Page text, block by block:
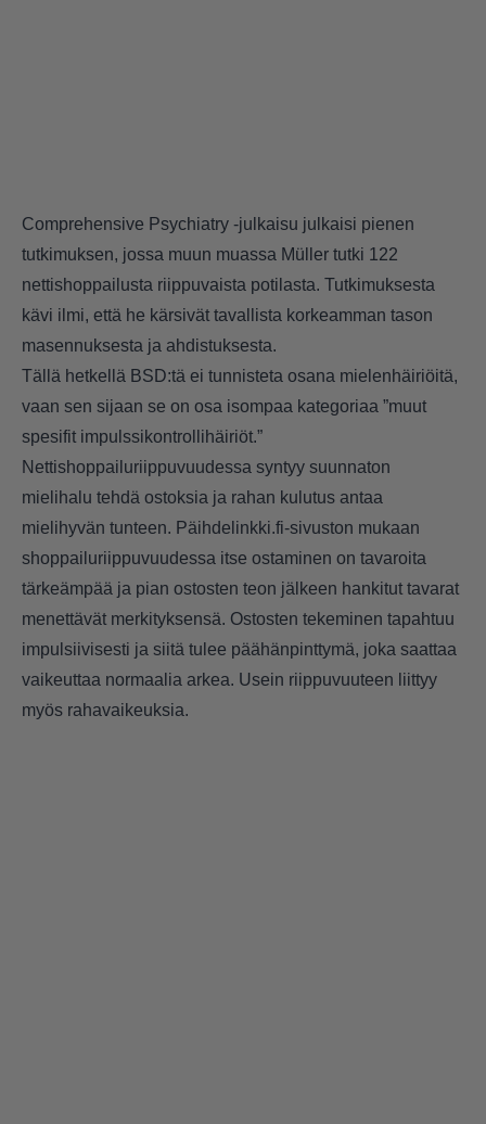
Comprehensive Psychiatry -julkaisu julkaisi pienen
tutkimuksen, jossa muun muassa Müller tutki 122
nettishoppailusta riippuvaista potilasta. Tutkimuksesta
kävi ilmi, että he kärsivät tavallista korkeamman tason
masennuksesta ja ahdistuksesta.
Tällä hetkellä BSD:tä ei tunnisteta osana mielenhäiriöitä,
vaan sen sijaan se on osa isompaa kategoriaa ”muut
spesifit impulssikontrollihäiriöt.”
Nettishoppailuriippuvuudessa syntyy suunnaton
mielihalu tehdä ostoksia ja rahan kulutus antaa
mielihyvän tunteen. Päihdelinkki.fi-sivuston mukaan
shoppailuriippuvuudessa itse ostaminen on tavaroita
tärkeämpää ja pian ostosten teon jälkeen hankitut tavarat
menettävät merkityksensä. Ostosten tekeminen tapahtuu
impulsiivisesti ja siitä tulee päähänpinttymä, joka saattaa
vaikeuttaa normaalia arkea. Usein riippuvuuteen liittyy
myös rahavaikeuksia.